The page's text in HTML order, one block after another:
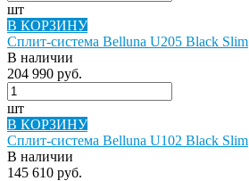
шт
В КОРЗИНУ
Сплит-система Belluna U205 Black Slim
В наличии
204 990 руб.
шт
В КОРЗИНУ
Сплит-система Belluna U102 Black Slim
В наличии
145 610 руб.